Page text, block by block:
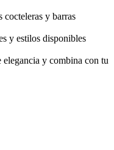
cocteleras y barras
y estilos disponibles
elegancia y combina con tu